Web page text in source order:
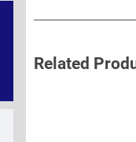
Related